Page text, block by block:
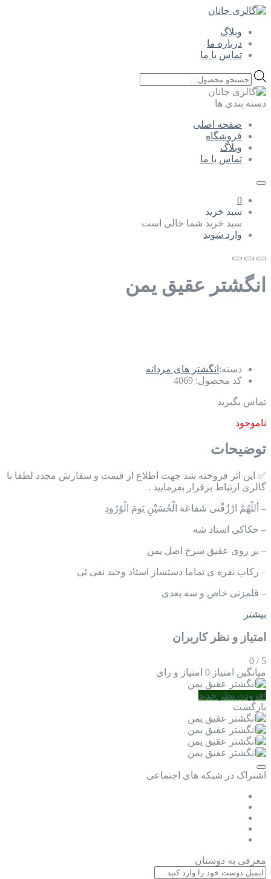
وبلاگ
درباره ما
تماس با ما
Products
search
دسته بندی ها
صفحه اصلی
فروشگاه
وبلاگ
تماس با ما
0
سبد خرید
سبد خرید شما خالی است
وارد شوید
انگشتر عقیق یمن
دسته: انگشتر های مردانه
کد محصول: 4069
تماس بگیرید
ناموجود
توضیحات
✅ این اثر فروخته شد جهت اطلاع از قیمت و سفارش مجدد لطفا با
گالری ارتباط برقرار بفرمایید .
– أَللّهُمَّ ارْزُقْنی شَفاعَهَ الْحُسَیْنِ یَومَ الْوُرُودِ
– ️حکاکی استاد شه
– بر روی عقیق سرخ اصل یمن
– رکاب نقره ی تماما دستساز استاد وحید نقی ئی
– قلمزنی خاص و سه بعدی
بیشتر
امتیاز و نظر کاربران
5
/
0
میانگین امتیاز 0 امتیاز و رای
افزودن نظر جدید
بازگشت
اشتراک در شبکه های اجتماعی
معرفی به دوستان